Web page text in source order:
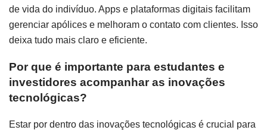
de vida do indivíduo. Apps e plataformas digitais facilitam
gerenciar apólices e melhoram o contato com clientes. Isso
deixa tudo mais claro e eficiente.
Por que é importante para estudantes e
investidores acompanhar as inovações
tecnológicas?
Estar por dentro das inovações tecnológicas é crucial para